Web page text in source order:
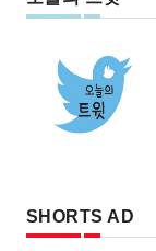
SHORTS AD